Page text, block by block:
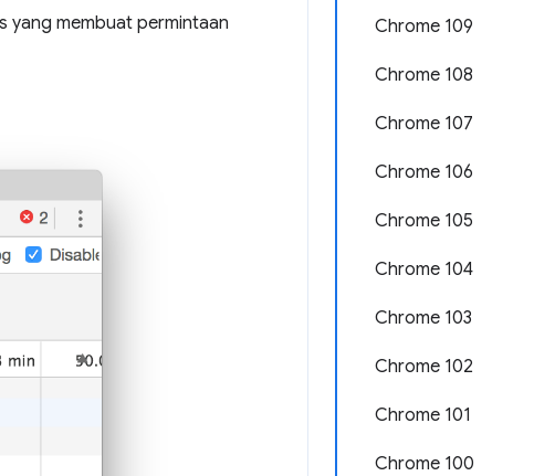
Chrome 109
Chrome 108
Chrome 107
Chrome 106
Chrome 105
Chrome 104
Chrome 103
Chrome 102
Chrome 101
Chrome 100
yang membuat permintaan